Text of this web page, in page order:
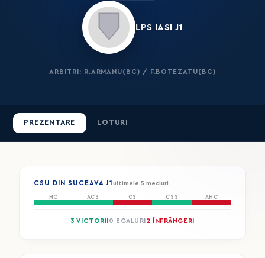
LPS IASI J1
ARBITRI: R.ARMANU(BC) / F.BOTEZATU(BC)
PREZENTARE LOTURI
CSU DIN SUCEAVA J1 ultimele 5 meciuri
HC ACS CS CSS AHC
3 VICTORII 0 EGALURI 2 ÎNFRÂNGERI